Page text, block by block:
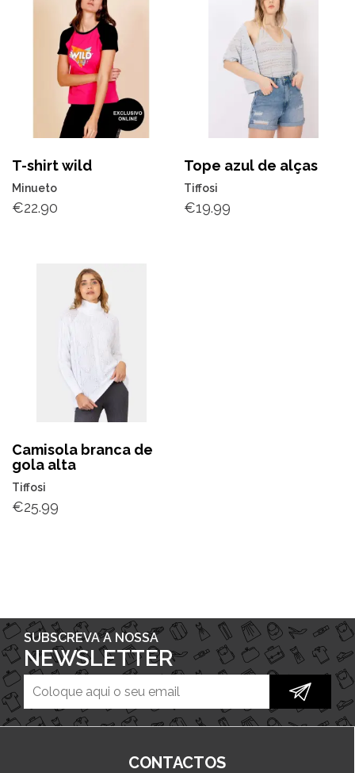
T-shirt wild
Minueto
€22.90
Tope azul de alças
Tiffosi
€19.99
Camisola branca de
gola alta
Tiffosi
€25.99
SUBSCREVA A NOSSA
NEWSLETTER
CONTACTOS